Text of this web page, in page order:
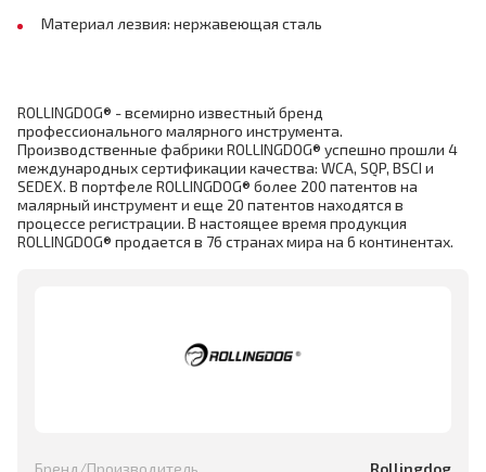
Материал лезвия: нержавеющая сталь
ROLLINGDOG® - всемирно известный бренд
профессионального малярного инструмента.
Производственные фабрики ROLLINGDOG® успешно прошли 4
международных сертификации качества: WCA, SQP, BSCI и
SEDEX. В портфеле ROLLINGDOG® более 200 патентов на
малярный инструмент и еще 20 патентов находятся в
процессе регистрации. В настоящее время продукция
ROLLINGDOG® продается в 76 странах мира на 6 континентах.
Бренд/Производитель Rollingdog